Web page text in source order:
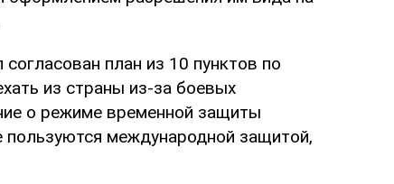
план из 10 пунктов по
из страны из-за боевых
о режиме временной защиты
пользуются международной защитой,